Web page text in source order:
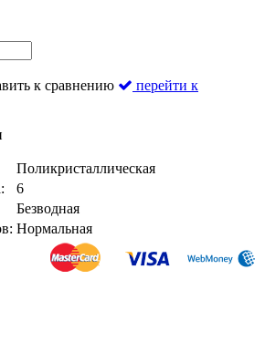
к сравнению
перейти к
Поликристаллическая
6
Безводная
Нормальная